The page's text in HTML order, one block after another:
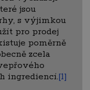
jsou
s výjimkou
pro prodej
poměrně
zcela
ingrediencí.[1]